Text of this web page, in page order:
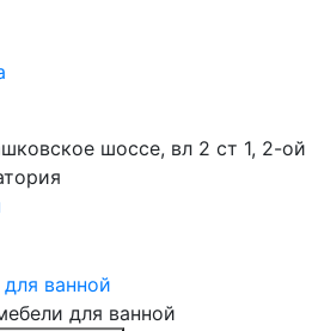
шоссе, вл 2 ст 1, 2-ой
для ванной